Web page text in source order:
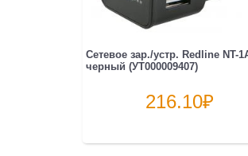
Сетевое зар./устр. Redline NT-
черный (УТ000009407)
216.10₽